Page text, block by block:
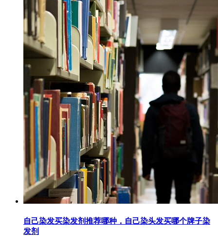
自己染发买染发剂推荐哪种，自己染头发买哪个牌子染
发剂